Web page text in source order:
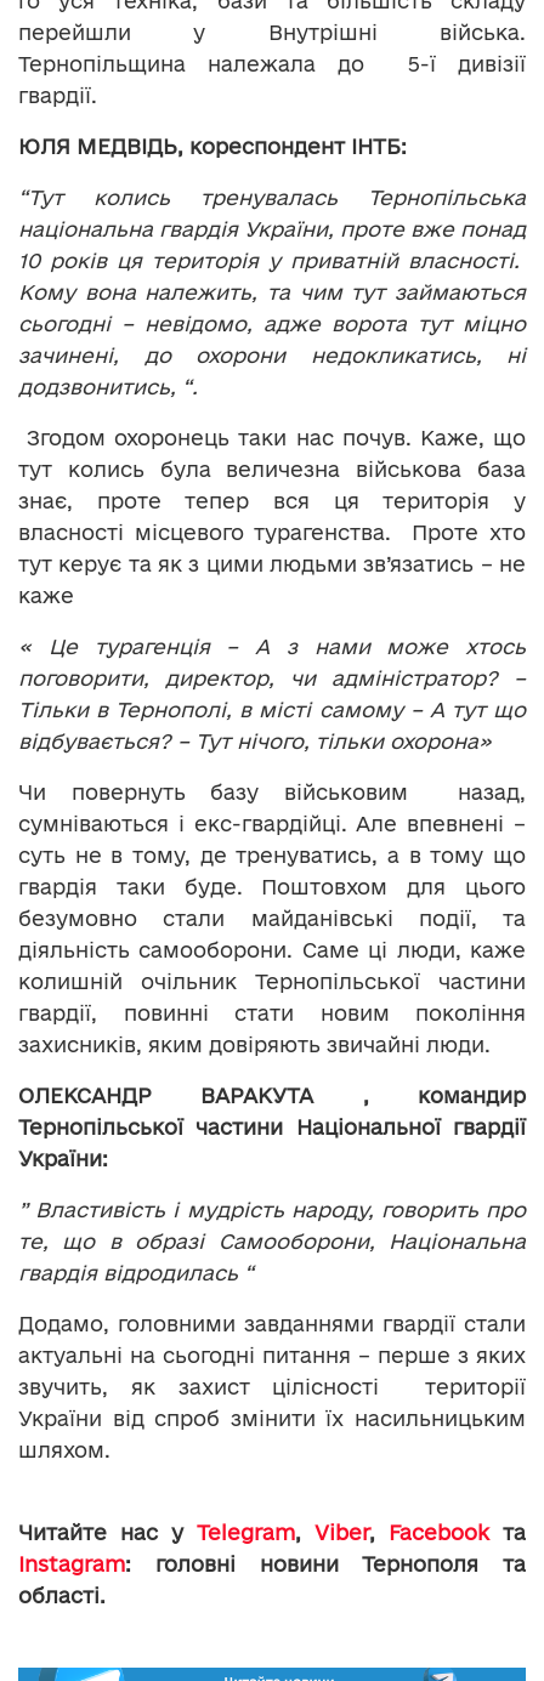
перейшли у Внутрішні війська.
Тернопільщина належала до 5-ї дивізії
гвардії.
ЮЛЯ МЕДВІДЬ, кореспондент ІНТБ:
“Тут колись тренувалась Тернопільська
національна гвардія України, проте вже понад
10 років ця територія у приватній власності.
Кому вона належить, та чим тут займаються
сьогодні – невідомо, адже ворота тут міцно
зачинені, до охорони недокликатись, ні
додзвонитись, “.
Згодом охоронець таки нас почув. Каже, що
тут колись була величезна військова база
знає, проте тепер вся ця територія у
власності місцевого турагенства. Проте хто
тут керує та як з цими людьми зв’язатись – не
каже
« Це турагенція – А з нами може хтось
поговорити, директор, чи адміністратор? –
Тільки в Тернополі, в місті самому – А тут що
відбувається? – Тут нічого, тільки охорона»
Чи повернуть базу військовим назад,
сумніваються і екс-гвардійці. Але впевнені –
суть не в тому, де тренуватись, а в тому що
гвардія таки буде. Поштовхом для цього
безумовно стали майданівські події, та
діяльність самооборони. Саме ці люди, каже
колишній очільник Тернопільської частини
гвардії, повинні стати новим покоління
захисників, яким довіряють звичайні люди.
ОЛЕКСАНДР ВАРАКУТА , командир
Тернопільської частини Національної гвардії
України:
” Властивість і мудрість народу, говорить про
те, що в образі Самооборони, Національна
гвардія відродилась “
Додамо, головними завданнями гвардії стали
актуальні на сьогодні питання – перше з яких
звучить, як захист цілісності території
України від спроб змінити їх насильницьким
шляхом.
Читайте нас у Telegram, Viber, Facebookта
Instagram: головні новини Тернополя та
області.